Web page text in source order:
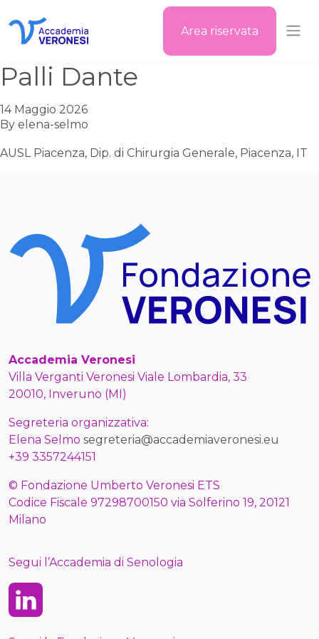
Area riservata
Palli Dante
14 Maggio 2026
By elena-selmo
AUSL Piacenza, Dip. di Chirurgia Generale, Piacenza, IT
Accademia Veronesi
Villa Verganti Veronesi Viale Lombardia, 33
20010, Inveruno (MI)
Segreteria organizzativa:
Elena Selmo segreteria@accademiaveronesi.eu
+39 3357244151
© Fondazione Umberto Veronesi ETS
Codice Fiscale 97298700150 via Solferino 19, 20121
Milano
Segui l’Accademia di Senologia
Linkedin